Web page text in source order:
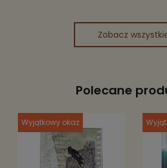
Zobacz
Polecane
Wyjątkowy okaz